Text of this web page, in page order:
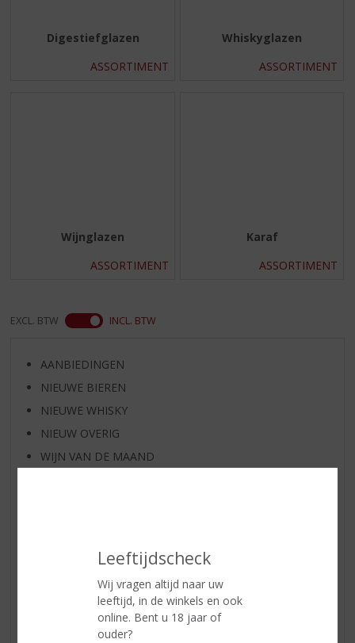
Leeftijdscheck
Wij vragen altijd naar uw
leeftijd, in de winkels en ook
online. Bent u 18 jaar of
ouder?
Digestiefglazen
ASSORTIMENT
Whiskyglazen
ASSORTIMENT
Wijnglazen
ASSORTIMENT
Karaf
ASSORTIMENT
EXCL. BTW INCL. BTW
AANBIEDINGEN
NIEUWE BIEREN
NIEUWE WHISKY
NIEUW OVERIG
WIJN VAN DE MAAND
SPIRIT VAN DE MAAND
EXCLUSIEF TOPSLIJTER